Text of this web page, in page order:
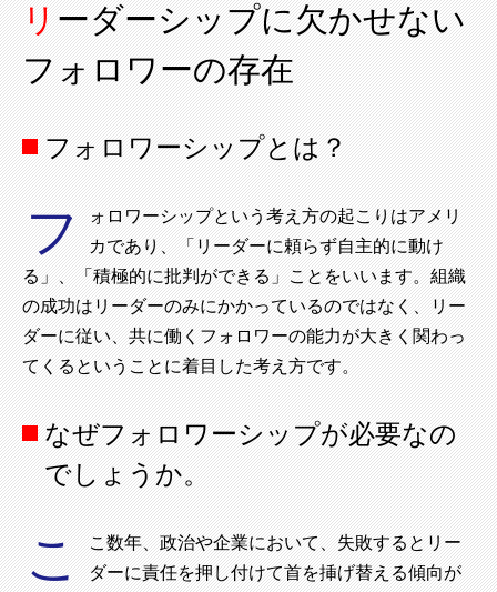
リーダーシップに欠かせない
フォロワーの存在
フォロワーシップとは？
フ ォロワーシップという考え方の起こりはアメリ
カであり、「リーダーに頼らず自主的に動け
る」、「積極的に批判ができる」ことをいいます。組織
の成功はリーダーのみにかかっているのではなく、リー
ダーに従い、共に働くフォロワーの能力が大きく関わっ
てくるということに着目した考え方です。
なぜフォロワーシップが必要なの
でしょうか。
こ こ数年、政治や企業において、失敗するとリー
ダーに責任を押し付けて首を挿げ替える傾向が